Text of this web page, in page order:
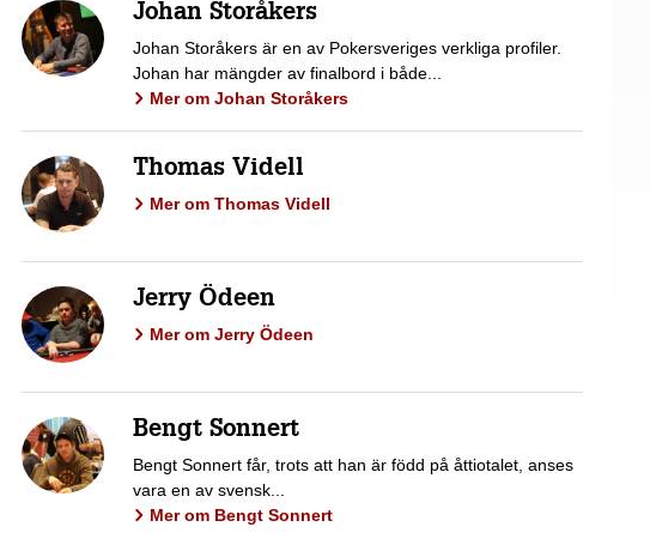
Johan Storåkers
Johan Storåkers är en av Pokersveriges verkliga profiler.
Johan har mängder av finalbord i både...
Mer om Johan Storåkers
Thomas Videll
Mer om Thomas Videll
Jerry Ödeen
Mer om Jerry Ödeen
Bengt Sonnert
Bengt Sonnert får, trots att han är född på åttiotalet, anses
vara en av svensk...
Mer om Bengt Sonnert